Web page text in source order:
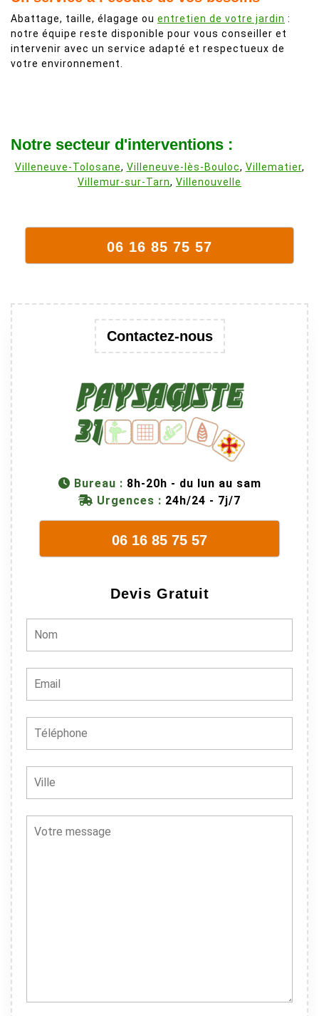
Abattage, taille, élagage ou entretien de votre jardin :
notre équipe reste disponible pour vous conseiller et
intervenir avec un service adapté et respectueux de
votre environnement.
Notre secteur d'interventions :
Villeneuve-Tolosane, Villeneuve-lès-Bouloc, Villematier,
Villemur-sur-Tarn, Villenouvelle
06 16 85 75 57
Contactez-nous
Bureau : 8h-20h - du lun au sam
Urgences : 24h/24 - 7j/7
06 16 85 75 57
Devis Gratuit